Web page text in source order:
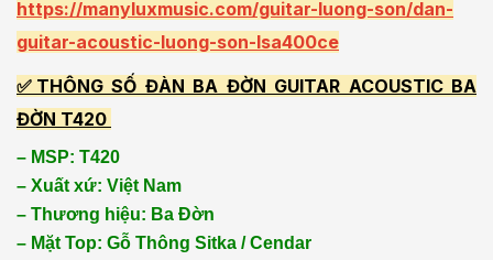
https://manyluxmusic.com/guitar-luong-son/dan-
guitar-acoustic-luong-son-lsa400ce
✅THÔNG SỐ ĐÀN BA ĐỜN GUITAR ACOUSTIC BA
ĐỜN T420
– MSP: T420
– Xuất xứ: Việt Nam
– Thương hiệu: Ba Đờn
– Mặt Top: Gỗ Thông Sitka / Cendar